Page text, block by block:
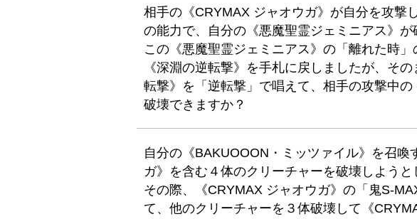
相手の《CRYMAX ジャオウガ》が自分を攻撃
の能力で、自分の《悪魔聖霊ジェミニアス》が
この《悪魔聖霊ジェミニアス》の「離れた時
《深淵の逆転撃》を手札に戻しましたが、そ
転撃》を「逆転撃」で唱えて、相手の攻撃中
破壊できますか？
自分の《BAKUOOON・ミッツァイル》を召喚
ガ》を含む４体のクリーチャーを破壊しようと
その際、《CRYMAX ジャオウガ》の「鬼S-
て、他のクリーチャーを３体破壊して《